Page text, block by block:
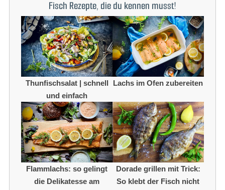
Fisch Rezepte, die du kennen musst!
Thunfischsalat | schnell
und einfach
Lachs im Ofen zubereiten
Flammlachs: so gelingt
die Delikatesse am
Dorade grillen mit Trick:
So klebt der Fisch nicht